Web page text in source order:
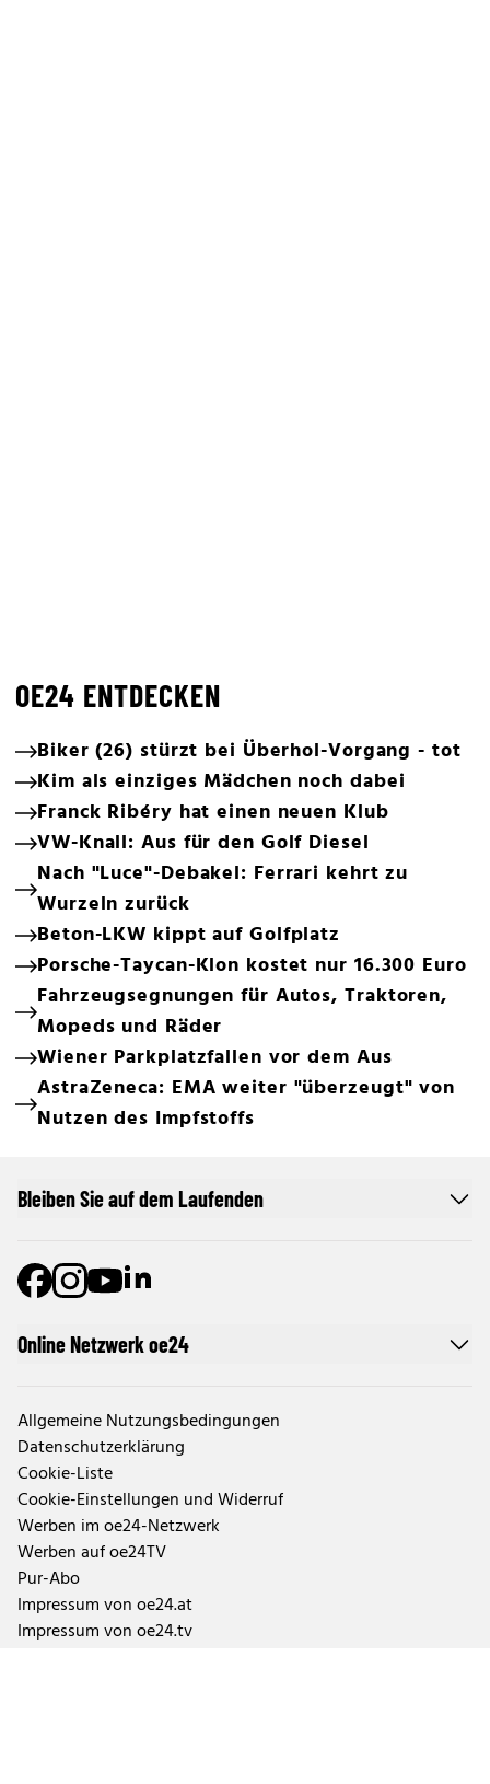
OE24 ENTDECKEN
Biker (26) stürzt bei Überhol-Vorgang - tot
Kim als einziges Mädchen noch dabei
Franck Ribéry hat einen neuen Klub
VW-Knall: Aus für den Golf Diesel
Nach "Luce"-Debakel: Ferrari kehrt zu
Wurzeln zurück
Beton-LKW kippt auf Golfplatz
Porsche-Taycan-Klon kostet nur 16.300 Euro
Fahrzeugsegnungen für Autos, Traktoren,
Mopeds und Räder
Wiener Parkplatzfallen vor dem Aus
AstraZeneca: EMA weiter "überzeugt" von
Nutzen des Impfstoffs
Online Netzwerk oe24
Allgemeine Nutzungsbedingungen
Datenschutzerklärung
Cookie-Liste
Cookie-Einstellungen und Widerruf
Werben im oe24-Netzwerk
Werben auf oe24TV
Pur-Abo
Impressum von oe24.at
Impressum von oe24.tv
Bleiben Sie auf dem Laufenden